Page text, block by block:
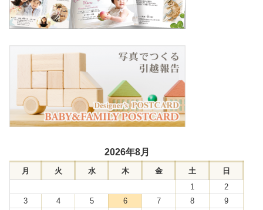
2026年8月
月 火 水 木 金 土 日
1
2
3
4 5 6 7 8
9